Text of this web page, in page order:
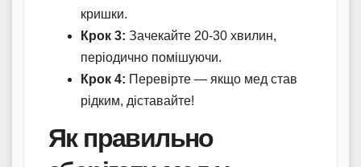
кришки.
Крок 3: Зачекайте 20-30 хвилин,
періодично помішуючи.
Крок 4: Перевірте — якщо мед став
рідким, діставайте!
Як правильно